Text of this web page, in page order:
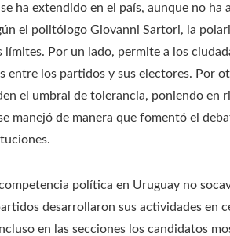
ha extendido en el país, aunque no ha
el politólogo Giovanni Sartori, la
Por un lado, permite a los
los partidos y sus electores. Por
el umbral de tolerancia, poniendo en
manejó de manera que fomentó el
política en Uruguay no
desarrollaron sus actividades en
en las secciones los candidatos